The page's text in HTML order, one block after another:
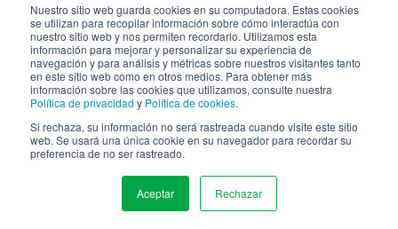
Nuestro sitio web guarda cookies en su computadora. Estas cookies
se utilizan para recopilar información sobre cómo interactúa con
nuestro sitio web y nos permiten recordarlo. Utilizamos esta
información para mejorar y personalizar su experiencia de
navegación y para análisis y métricas sobre nuestros visitantes tanto
en este sitio web como en otros medios. Para obtener más
información sobre las cookies que utilizamos, consulte nuestra
Política de privacidad y Política de cookies.
Si rechaza, su información no será rastreada cuando visite este sitio
web. Se usará una única cookie en su navegador para recordar su
preferencia de no ser rastreado.
Aceptar Rechazar
El Blog de Marketing Digital de
WSI es su lugar de referencia para
obtener consejos, trucos y mejores
prácticas en todo lo relacionado
con el marketing digital. Mira
nuestras últimas publicaciones.